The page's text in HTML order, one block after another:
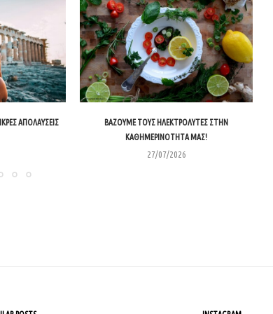
ΑΠΟΛΑΎΣΕΙΣ
ΒΆΖΟΥΜΕ ΤΟΥΣ ΗΛΕΚΤΡΟΛΎΤΕΣ ΣΤΗΝ
ΚΑΘΗΜΕΡΙΝΌΤΗΤΑ ΜΑΣ!
27/07/2026